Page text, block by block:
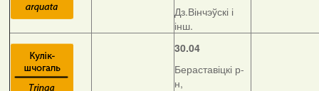
Дз.Вінчэўскі і
інш.
30.04
Бераставіцкі р-
н,